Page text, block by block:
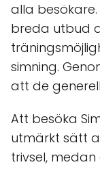
alla
breda utbud
simning.
att de
Att besöka
utmärkt sätt
trivsel,